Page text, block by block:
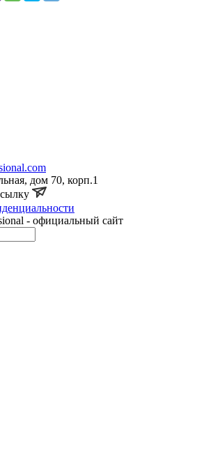
дом 70, корп.1
- официальный сайт